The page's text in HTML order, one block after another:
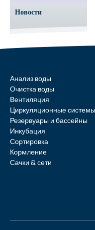
Новости
Анализ воды
Очистка воды
Вентиляция
Циркуляционные системы
Резервуары и бассейны
Инкубация
Сортировка
Кормление
Сачки & сети